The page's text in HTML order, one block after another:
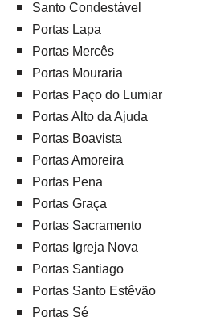
Santo Condestável
Portas Lapa
Portas Mercês
Portas Mouraria
Portas Paço do Lumiar
Portas Alto da Ajuda
Portas Boavista
Portas Amoreira
Portas Pena
Portas Graça
Portas Sacramento
Portas Igreja Nova
Portas Santiago
Portas Santo Estêvão
Portas Sé